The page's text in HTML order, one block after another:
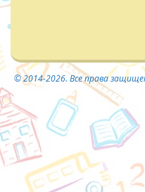
© 2014-2026. Все права